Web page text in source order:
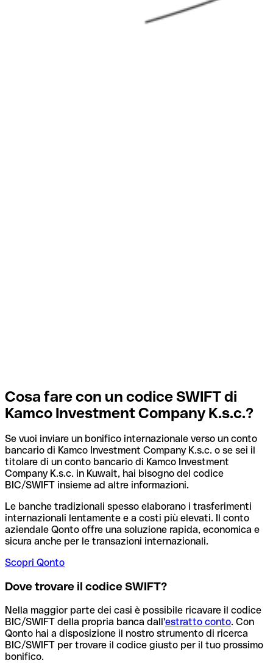
Cosa fare con un codice SWIFT di
Kamco Investment Company K.s.c.?
Se vuoi inviare un bonifico internazionale verso un conto
bancario di Kamco Investment Company K.s.c. o se sei il
titolare di un conto bancario di Kamco Investment
Company K.s.c. in Kuwait, hai bisogno del codice
BIC/SWIFT insieme ad altre informazioni.
Le banche tradizionali spesso elaborano i trasferimenti
internazionali lentamente e a costi più elevati. Il conto
aziendale Qonto offre una soluzione rapida, economica e
sicura anche per le transazioni internazionali.
Scopri Qonto
Dove trovare il codice SWIFT?
Nella maggior parte dei casi è possibile ricavare il codice
BIC/SWIFT della propria banca dall'estratto conto. Con
Qonto hai a disposizione il nostro strumento di ricerca
BIC/SWIFT per trovare il codice giusto per il tuo prossimo
bonifico.